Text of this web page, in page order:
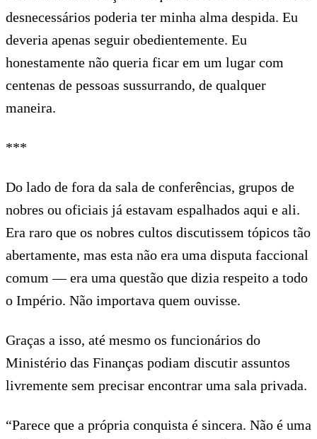
desnecessários poderia ter minha alma despida. Eu
deveria apenas seguir obedientemente. Eu
honestamente não queria ficar em um lugar com
centenas de pessoas sussurrando, de qualquer
maneira.
***
Do lado de fora da sala de conferências, grupos de
nobres ou oficiais já estavam espalhados aqui e ali.
Era raro que os nobres cultos discutissem tópicos tão
abertamente, mas esta não era uma disputa faccional
comum — era uma questão que dizia respeito a todo
o Império. Não importava quem ouvisse.
Graças a isso, até mesmo os funcionários do
Ministério das Finanças podiam discutir assuntos
livremente sem precisar encontrar uma sala privada.
“Parece que a própria conquista é sincera. Não é uma